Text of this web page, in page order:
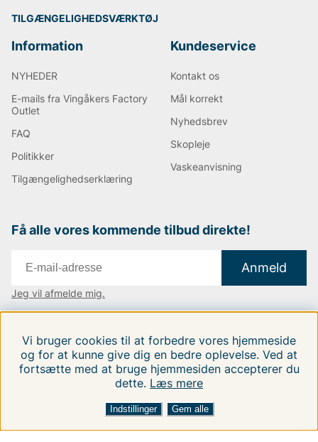
FILTRERA EFTER SORTER EFTER:
TILGÆNGELIGHEDSVÆRKTØJ
Information
NYHEDER
E-mails fra Vingåkers Factory
Outlet
FAQ
Politikker
Tilgængelighedserklæring
Kundeservice
Kontakt os
Mål korrekt
Nyhedsbrev
Skopleje
Vaskeanvisning
Få alle vores kommende tilbud direkte!
Anmeld
Jeg vil afmelde mig.
Følg os på vores sociale medier.
Vi bruger cookies til at forbedre vores hjemmeside
og for at kunne give dig en bedre oplevelse. Ved at
fortsætte med at bruge hjemmesiden accepterer du
dette. Læs mere
Indstillinger Gem alle